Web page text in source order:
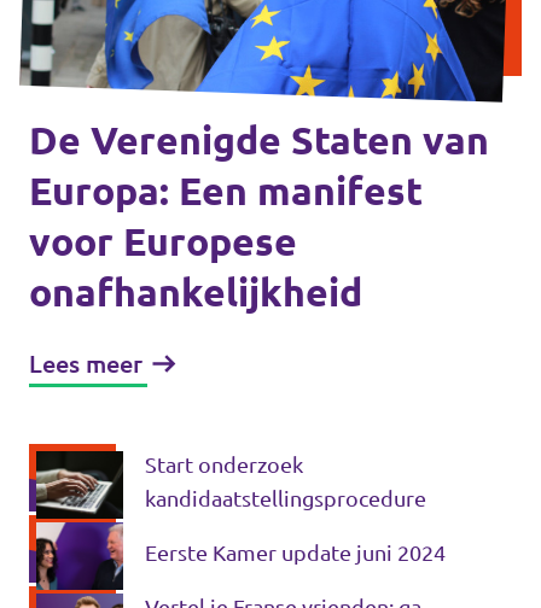
Volt Drenthe
Volt Fryslân
Volt Provincie Utrecht
...alle Volt provincies
Agenda
Doneer
Word lid
Word actief
Doneer
Werken bij Volt
De Verenigde Staten van
Europa: Een manifest
voor Europese
onafhankelijkheid
Lees meer
Start onderzoek
kandidaatstellingsprocedure
Eerste Kamer update juni 2024